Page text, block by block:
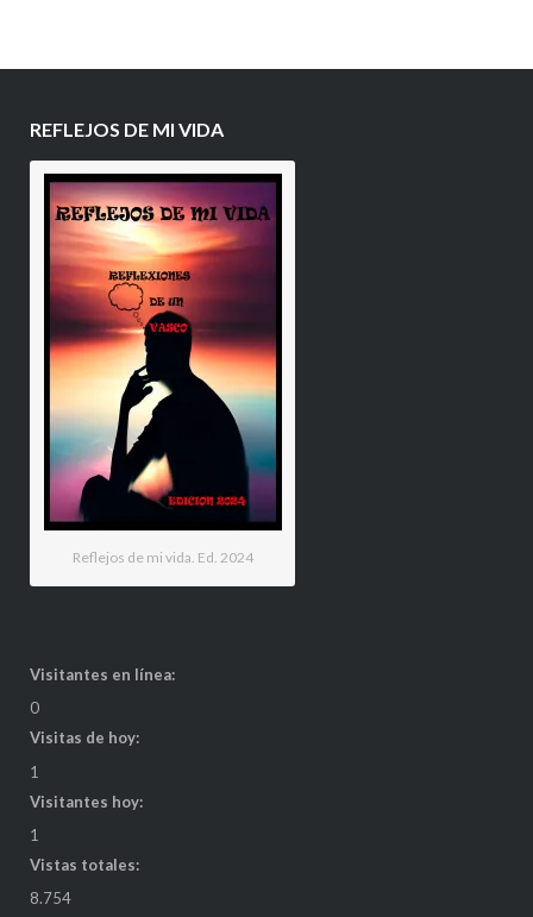
REFLEJOS DE MI VIDA
Reflejos de mi vida. Ed. 2024
Visitantes en línea:
0
Visitas de hoy:
1
Visitantes hoy:
1
Vistas totales:
8.754